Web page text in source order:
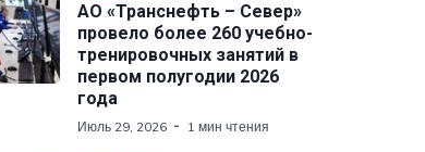
АО «Транснефть – Север»
провело более 260 учебно-
тренировочных занятий в
первом полугодии 2026
года
Июль 29, 2026 1 мин чтения